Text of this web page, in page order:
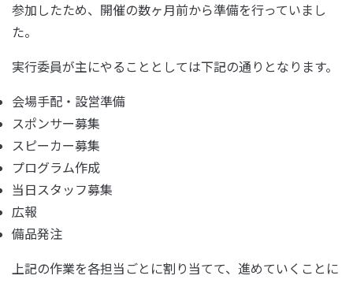
参加したため、開催の数ヶ月前から準備を行っていまし
た。
実行委員が主にやることとしては下記の通りとなります。
会場手配・設営準備
スポンサー募集
スピーカー募集
プログラム作成
当日スタッフ募集
広報
備品発注
上記の作業を各担当ごとに割り当てて、進めていくことに